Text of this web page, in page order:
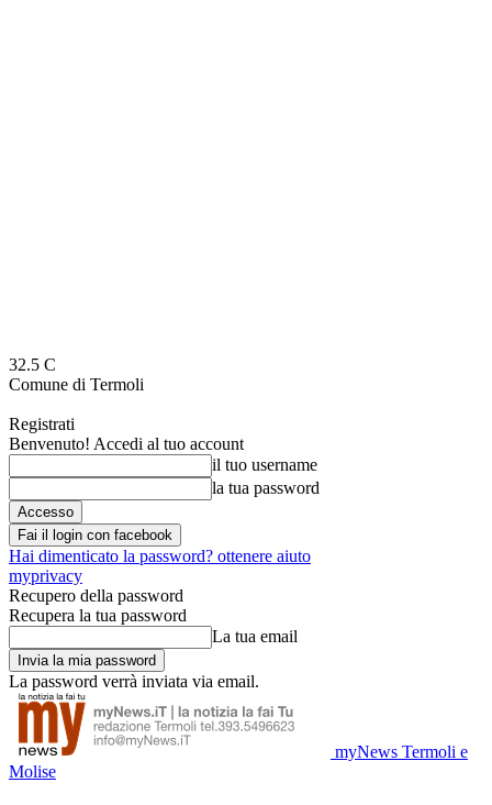
32.5 C
Comune di Termoli
Registrati
Benvenuto! Accedi al tuo account
il tuo username
la tua password
Fai il login con facebook
Hai dimenticato la password? ottenere aiuto
myprivacy
Recupero della password
Recupera la tua password
La tua email
La password verrà inviata via email.
myNews Termoli e
Molise